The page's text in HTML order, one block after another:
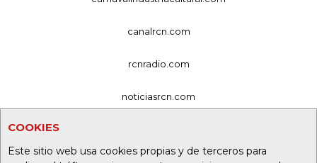
COOKIES
Este sitio web usa cookies propias y de terceros para
canalrcn.com
rcnradio.com
noticiasrcn.com